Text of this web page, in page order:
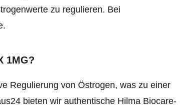
zu regulieren. Bei
1MG?
Regulierung von Östrogen, was zu einer
bieten wir authentische Hilma Biocare-